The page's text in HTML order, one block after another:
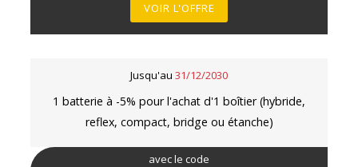
VOIR L'OFFRE
Jusqu'au 31/12/2030
1 batterie à -5% pour l'achat d'1 boîtier (hybride,
reflex, compact, bridge ou étanche)
avec le code